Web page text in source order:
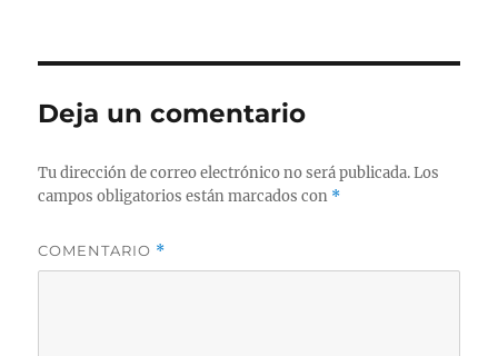
Deja un comentario
Tu dirección de correo electrónico no será publicada. Los
campos obligatorios están marcados con *
COMENTARIO *